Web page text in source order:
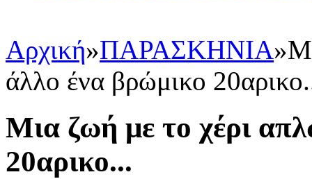
Αρχική»ΠΑΡΑΣΚΗΝΙΑ»
άλλο ένα βρώμικο
Μια ζωή με το χέρι
20αρικο...